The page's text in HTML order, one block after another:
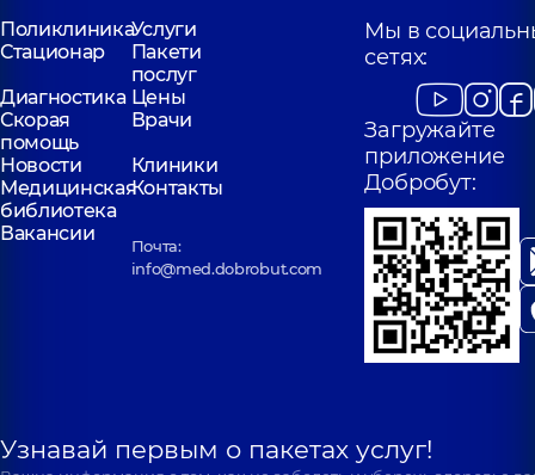
ПоликлиникаУслуги
Стационар
Пакети
послуг
Диагностика Цены
Скорая
помощь
Врачи
Новости
Клиники
Медицинская
библиотека
Контакты
Вакансии
Почта:
info@med.dobrobut.com
Мы в
сетях:
Загружайте
приложение
Добробут:
Узнавай первым о пакетах услуг!